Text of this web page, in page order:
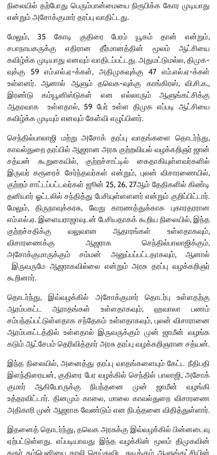
நிலையில் தற்போது பெரும்பான்மையை நிரூபிக்க கோர முடியாது
என்றும் அசோக்குமார் தரப்பு வாதிட்டது.
மேலும், 35 கோடி குதிரை பேரம் யூகம் தான் என்றும்,
சபாநாயகருக்கு எதிரான தீர்மானத்தின் மூலம் ஆட்சியை
கவிழ்க்க முடியாது எனவும் வாதிடப்பட்டது. அதுமட்டுமல்ல, திமுக-
வுக்கு 59 எம்.எல்.ஏ-க்கள், அதிமுகவுக்கு 47 எம்.எல்.ஏ-க்கள்
உள்ளனர். ஆனால் ஆளும் தவெக-வுக்கு காங்கிரஸ், வி.சி.க.,
இரண்டு கம்யூனிஸ்டுகள் என எல்லாரும் ஆளுங்கட்சிக்கு
ஆதரவாக உள்ளதால், 59 பேர் உள்ள திமுக எப்படி ஆட்சியை
கவிழ்க்க முடியும் எனவும் கேள்வி எழுப்பினர்.
செந்தில்பாலாஜி மற்று அசோக் தரப்பு வாதங்களை தொடர்ந்து,
காவல்துறை தரப்பில் ஆஜரான அரசு குற்றவியல் வழக்கறிஞர் ஜான்
சத்யன் கூறுகையில், குற்றச்சாட்டில் கைதாகியுள்ளவர்களில்
இருவர் கரூரைச் சேர்ந்தவர்கள் என்றும், புலன் விசாரணையில்,
குற்றம் சாட்டப்பட்டவர்கள் ஜூன் 25, 26, 27ஆம் தேதிகளில் கிண்டி
தனியார் ஓட்டலில் சந்தித்து பேசியுள்ளளனர் என்றும் குறிப்பிட்டார்.
மேலும், திருநாவுக்கரசு, வேறு காரணத்துக்காக புகாரதரரான
எம்.எல்.ஏ. இளையராஜாவுடன் பேசியதாகக் கூறிய நிலையில், இந்த
குற்றச்சதிக்கு வலுவான ஆதாரங்கள் உள்ளதாகவும்,
விசாரணைக்கு ஆஜராக செந்தில்பாலாஜிக்கும்,
அசோக்குமாருக்கும் சம்மன் அனுப்பப்பட்டதாகவும், ஆனால்
இருவருமே ஆஜராகவில்லை என்றும் அரசு தரப்பு வழக்கறிஞர்
கூறினார்.
தொடர்ந்து, இவ்வழக்கில் அசோக்குமார் தொடர்பு உள்ளதற்கு
ஆரம்பகட்ட ஆராதங்கள் உள்ளதாகவும், ஹவாலா பணம்
சம்பந்தப்பட்டுள்ளதாக சந்தேகம் உள்ளதாகவும், புலன் விசாரானை
ஆரம்பகட்டத்தில் உள்ளதால் இருவருக்கும் முன் ஜாமீன் வழங்க
கடும் ஆட்சேபம் தெரிவித்தார் அரசு தரப்பு வழக்கறிஞரான சத்யன்.
இந்த நிலையில், அனைத்து தரப்பு வாதங்களையும் கேட்ட நீதிபதி
இளந்திரையன், குதிரை பேர வழக்கில் செந்தில் பாலாஜி, அசோக்
குமார் ஆகியோருக்கு நிபந்தனை முன் ஜாமீன் வழங்கி
உத்தரவிட்டார். தினமும் காலை, மாலை காவல்துறை விசாரணை
அதிகாரி முன் ஆஜராக வேண்டும் என நிபந்தனை விதித்துள்ளார்.
இதனைத் தொடர்ந்து, தவெக அரசுக்கு இவ்வழக்கில் பின்னடைவு
ஏற்பட்டுள்ளது. எப்படியாவது இந்த வழக்கின் மூலம் திமுகவின்
கரூர் கம்பெனியை காலி செய்துவிட துடிக்கும் ஆளுங்கட்சியின்